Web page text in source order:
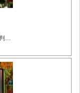
アヌビスチャンス(脳トレ｢判断力｣)